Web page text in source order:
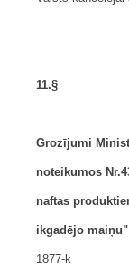
11.§
Grozījumi
noteikumos
naftas
ikgadējo maiņu"
1877-k